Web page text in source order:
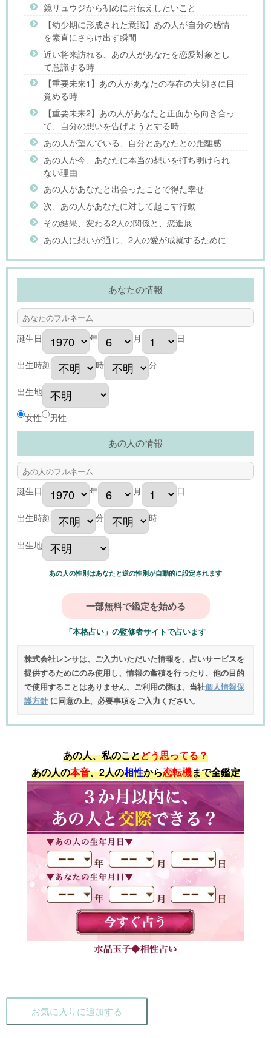
鏡リュウジから初めにお伝えしたいこと
【幼少期に形成された意識】あの人が自分の感情
を素直にさらけ出す瞬間
近い将来訪れる、あの人があなたを恋愛対象とし
て意識する時
【重要未来1】あの人があなたの存在の大切さに目
覚める時
【重要未来2】あの人があなたと正面から向き合っ
て、自分の想いを告げようとする時
あの人が望んでいる、自分とあなたとの距離感
あの人が今、あなたに本当の想いを打ち明けられ
ない理由
あの人があなたと出会ったことで得た幸せ
次、あの人があなたに対して起こす行動
その結果、変わる2人の関係と、恋進展
あの人に想いが通じ、2人の愛が成就するために
あなたの情報
誕生日 年 月 日
出生時刻 時 分
出生地
女性 男性
あの人の情報
誕生日 年 月 日
出生時刻 分 時
出生地
あの人の性別はあなたと逆の性別が自動的に設定されます
「本格占い」の監修者サイトで占います
株式会社レンサは、ご入力いただいた情報を、占いサービスを
提供するためにのみ使用し、情報の蓄積を行ったり、他の目的
で使用することはありません。ご利用の際は、当社個人情報保
護方針 に同意の上、必要事項をご入力ください。
あの人、私のことどう思ってる？
あの人の本音、2人の相性から恋転機まで全鑑定
お気に入りに追加する